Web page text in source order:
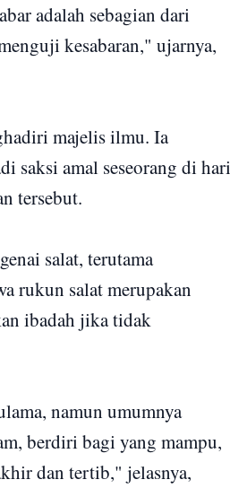
adalah sebagian dari
kesabaran," ujarnya,
majelis ilmu. Ia
saksi amal seseorang di hari
tersebut.
salat, terutama
rukun salat merupakan
ibadah jika tidak
namun umumnya
berdiri bagi yang mampu,
dan tertib," jelasnya,